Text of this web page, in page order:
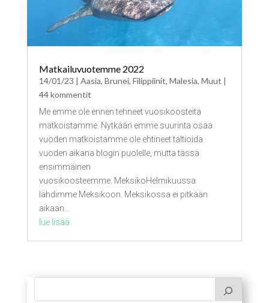
Matkailuvuotemme 2022
14/01/23 | Aasia, Brunei, Filippiinit, Malesia, Muut |
44 kommentit
Me emme ole ennen tehneet vuosikoosteita
matkoistamme. Nytkään emme suurinta osaa
vuoden matkoistamme ole ehtineet taltioida
vuoden aikana blogin puolelle, mutta tässä
ensimmäinen
vuosikoosteemme. MeksikoHelmikuussa
lähdimme Meksikoon. Meksikossa ei pitkään
aikaan...
lue lisää